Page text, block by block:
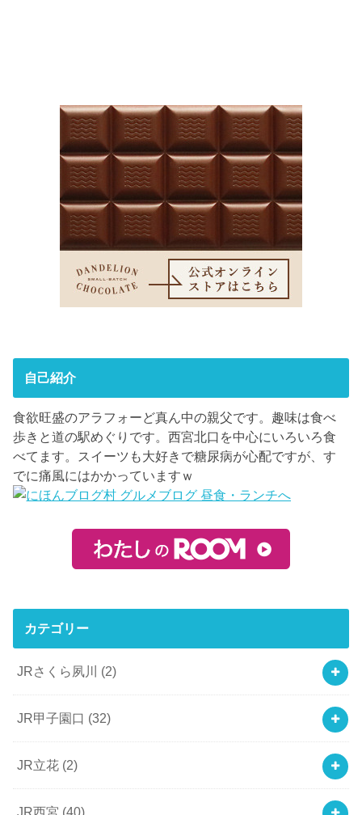
自己紹介
食欲旺盛のアラフォーど真ん中の親父です。趣味は食べ
歩きと道の駅めぐりです。西宮北口を中心にいろいろ食
べてます。スイーツも大好きで糖尿病が心配ですが、す
でに痛風にはかかっていますｗ
カテゴリー
JRさくら夙川 (2)
JR甲子園口 (32)
JR立花 (2)
JR西宮 (40)